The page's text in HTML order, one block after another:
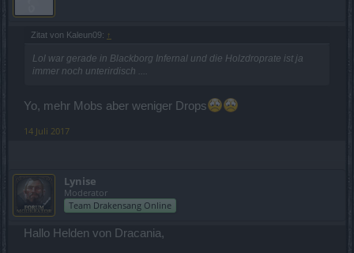
Zitat von Kaleun09: ↑
Lol war gerade in Blackborg Infernal und die Holzdroprate ist ja
immer noch unterirdisch ....
Yo, mehr Mobs aber weniger Drops
14 Juli 2017
Lynise
Moderator
Team Drakensang Online
Hallo Helden von Dracania,